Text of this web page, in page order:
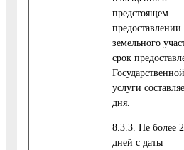
предстоящем
предоставлении
земельного
срок
Государственной
услуги
дня.
8.3.3. Не более
дней с даты